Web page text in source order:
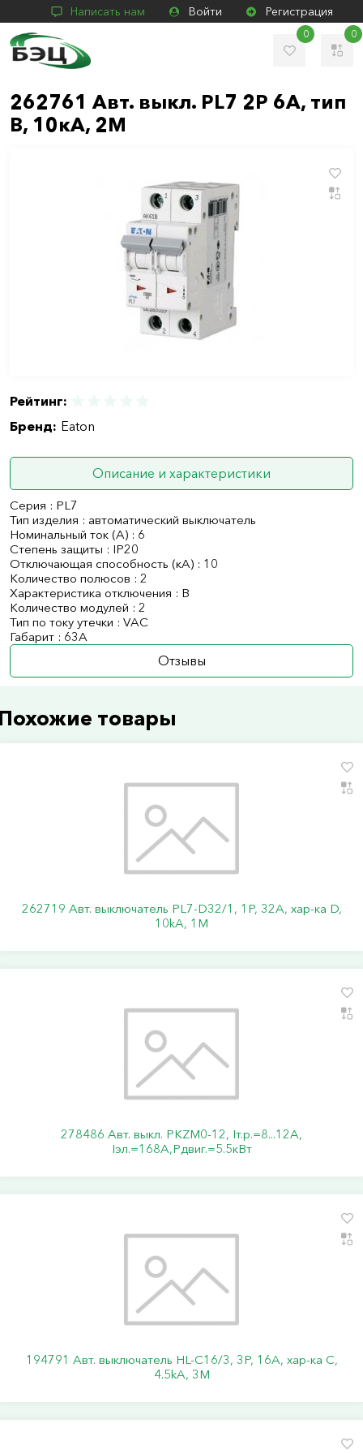
Написать нам Войти Регистрация
0 0
262761 Авт. выкл. PL7 2P 6A, тип
В, 10кА, 2М
Рейтинг:
Бренд: Eaton
Описание и характеристики
Серия : PL7
Тип изделия : автоматический выключатель
Номинальный ток (А) : 6
Степень защиты : IP20
Отключающая способность (кА) : 10
Количество полюсов : 2
Характеристика отключения : B
Количество модулей : 2
Тип по току утечки : VAC
Габарит : 63А
Отзывы
товары
262719 Авт. выключатель PL7-D32/1, 1P, 32A, хар-ка D,
10kA, 1M
278486 Авт. выкл. PKZM0-12, Iт.р.=8...12А,
Iэл.=168А,Pдвиг.=5.5кВт
194791 Авт. выключатель HL-C16/3, 3P, 16A, хар-ка C,
4.5kA, 3M